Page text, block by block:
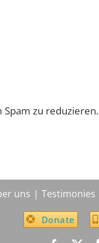
zu reduzieren.
uns Testimonies
Donate